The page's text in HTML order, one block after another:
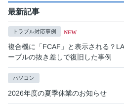
最新記事
トラブル対応事例 NEW
複合機に「FCAF」と表示される？
ーブルの抜き差しで復旧した事例
パソコン
2026年度の夏季休業のお知らせ